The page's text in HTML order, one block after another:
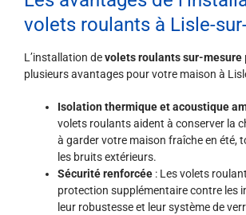
volets roulants à Lisle-
L’installation devolets roulants sur-mesure
plusieurs avantages pour votre maison à
Isolation thermique et acoustique
volets roulants aident à conserver la
à garder votre maison fraîche en été,
les bruits extérieurs.
Sécurité renforcée : Les volets
protection supplémentaire contre les
leur robustesse et leur système de